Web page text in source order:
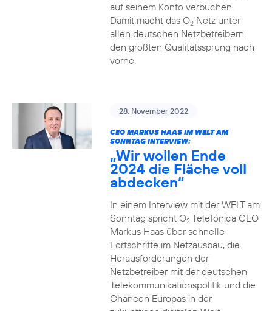
auf seinem Konto verbuchen.
Damit macht das O2Netz unter
allen deutschen Netzbetreibern
den größten Qualitätssprung nach
vorne.
28. November 2022
CEO MARKUS HAAS IM WELT AM
SONNTAG INTERVIEW:
„Wir wollen Ende
2024 die Fläche voll
abdecken“
In einem Interview mit der WELT am
Sonntag spricht O2Telefónica CEO
Markus Haas über schnelle
Fortschritte im Netzausbau, die
Herausforderungen der
Netzbetreiber mit der deutschen
Telekommunikationspolitik und die
Chancen Europas in der